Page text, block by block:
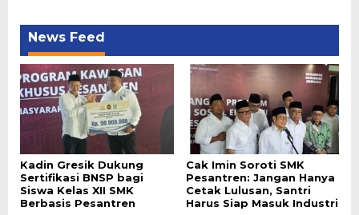
News Feed
Kadin Gresik Dukung
Sertifikasi BNSP bagi
Siswa Kelas XII SMK
Berbasis Pesantren
Cak Imin Soroti SMK
Pesantren: Jangan Hanya
Cetak Lulusan, Santri
Harus Siap Masuk Industri